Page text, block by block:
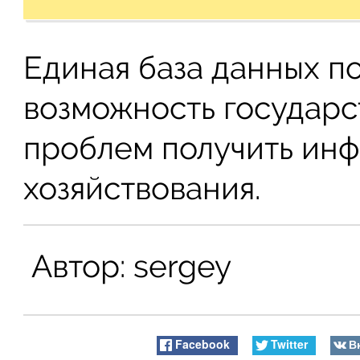
Единая база данных
возможность
проблем получить
хозяйствования.
Автор: sergey
Facebook Twitter